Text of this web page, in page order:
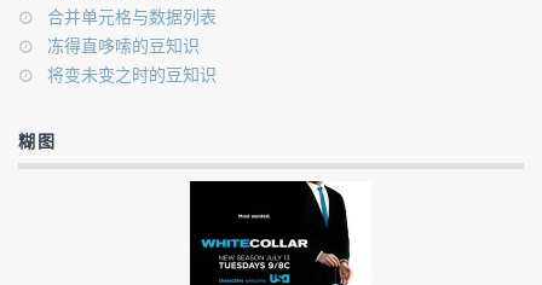
合并单元格与数据列表
冻得直哆嗦的豆知识
将变未变之时的豆知识
糊图